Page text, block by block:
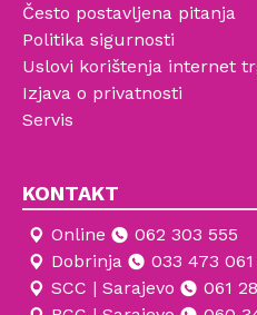
Često postavljena pitanja
Politika sigurnosti
Uslovi korištenja internet
Izjava o privatnosti
Servis
KONTAKT
Online
062 303 555
Dobrinja
033 473 061
SCC | Sarajevo
061